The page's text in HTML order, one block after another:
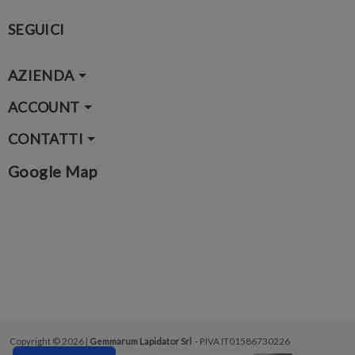
SEGUICI
AZIENDA
ACCOUNT
CONTATTI
Google Map
Copyright © 2026 | Gemmarum Lapidator Srl - P.IVA IT01586730226